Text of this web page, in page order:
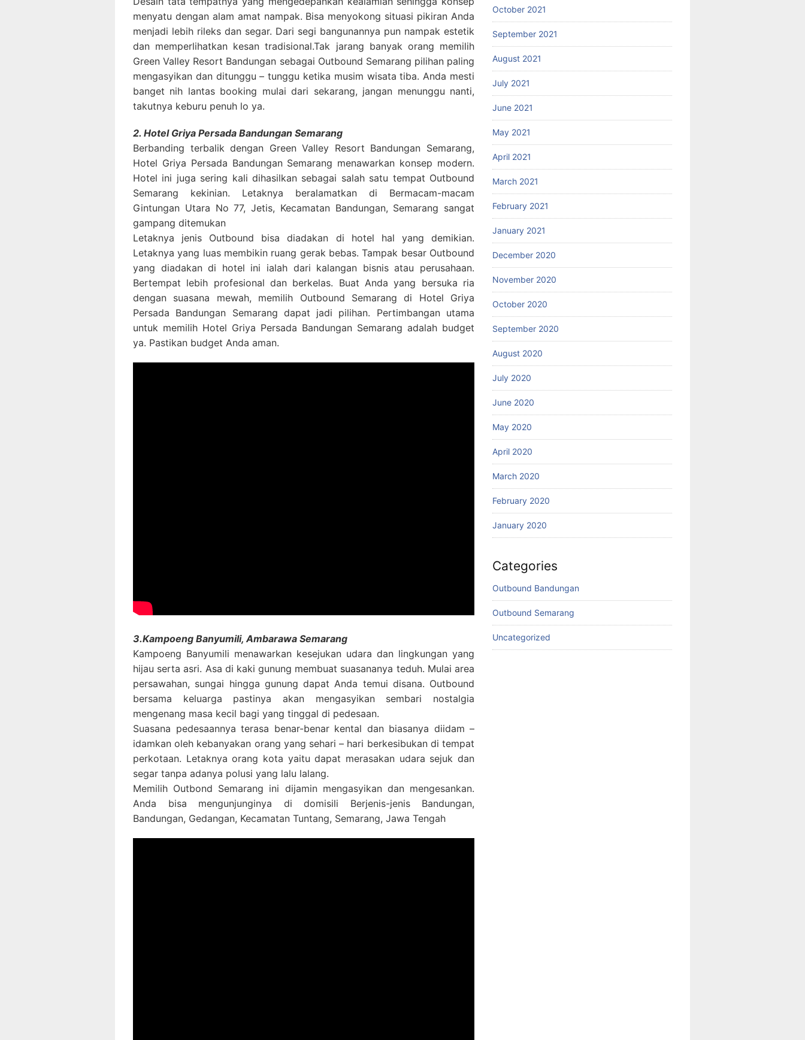
menyatu dengan alam amat nampak. Bisa menyokong situasi pikiran Anda
menjadi lebih rileks dan segar. Dari segi bangunannya pun nampak estetik
dan memperlihatkan kesan tradisional.Tak jarang banyak orang memilih
Green Valley Resort Bandungan sebagai Outbound Semarang pilihan paling
mengasyikan dan ditunggu – tunggu ketika musim wisata tiba. Anda mesti
banget nih lantas booking mulai dari sekarang, jangan menunggu nanti,
takutnya keburu penuh lo ya.
2. Hotel Griya Persada Bandungan Semarang
Berbanding terbalik dengan Green Valley Resort Bandungan Semarang,
Hotel Griya Persada Bandungan Semarang menawarkan konsep modern.
Hotel ini juga sering kali dihasilkan sebagai salah satu tempat Outbound
Semarang kekinian. Letaknya beralamatkan di Bermacam-macam
Gintungan Utara No 77, Jetis, Kecamatan Bandungan, Semarang sangat
gampang ditemukan
Letaknya jenis Outbound bisa diadakan di hotel hal yang demikian.
Letaknya yang luas membikin ruang gerak bebas. Tampak besar Outbound
yang diadakan di hotel ini ialah dari kalangan bisnis atau perusahaan.
Bertempat lebih profesional dan berkelas. Buat Anda yang bersuka ria
dengan suasana mewah, memilih Outbound Semarang di Hotel Griya
Persada Bandungan Semarang dapat jadi pilihan. Pertimbangan utama
untuk memilih Hotel Griya Persada Bandungan Semarang adalah budget
ya. Pastikan budget Anda aman.
3.Kampoeng Banyumili, Ambarawa Semarang
Kampoeng Banyumili menawarkan kesejukan udara dan lingkungan yang
hijau serta asri. Asa di kaki gunung membuat suasananya teduh. Mulai area
persawahan, sungai hingga gunung dapat Anda temui disana. Outbound
bersama keluarga pastinya akan mengasyikan sembari nostalgia
mengenang masa kecil bagi yang tinggal di pedesaan.
Suasana pedesaannya terasa benar-benar kental dan biasanya diidam –
idamkan oleh kebanyakan orang yang sehari – hari berkesibukan di tempat
perkotaan. Letaknya orang kota yaitu dapat merasakan udara sejuk dan
segar tanpa adanya polusi yang lalu lalang.
Memilih Outbond Semarang ini dijamin mengasyikan dan mengesankan.
Anda bisa mengunjunginya di domisili Berjenis-jenis Bandungan,
Bandungan, Gedangan, Kecamatan Tuntang, Semarang, Jawa Tengah
October 2021
September 2021
August 2021
July 2021
June 2021
May 2021
April 2021
March 2021
February 2021
January 2021
December 2020
November 2020
October 2020
September 2020
August 2020
July 2020
June 2020
May 2020
April 2020
March 2020
February 2020
January 2020
Categories
Outbound Bandungan
Outbound Semarang
Uncategorized